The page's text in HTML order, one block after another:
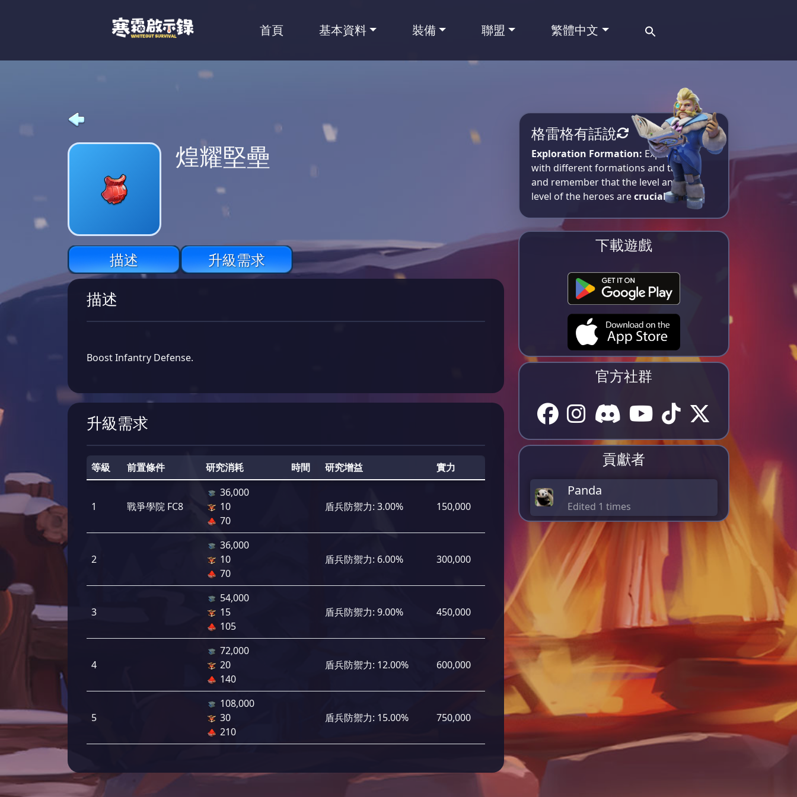
首頁 基本資料 裝備 聯盟 繁體中文
煌耀堅壘
描述 升級需求
描述
Boost Infantry Defense.
升級需求
等級 前置條件 研究消耗 時間 研究增益 實力
1 戰爭學院 FC8
36,000
10
70
盾兵防禦力: 3.00% 150,000
2
36,000
10
70
盾兵防禦力: 6.00% 300,000
3
54,000
15
105
盾兵防禦力: 9.00% 450,000
4
72,000
20
140
盾兵防禦力: 12.00% 600,000
5
108,000
30
210
盾兵防禦力: 15.00% 750,000
格雷格有話說
Exploration Formation: Experiment
with different formations and tactics,
and remember that the level and star
level of the heroes arecrucial.
下載遊戲
官方社群
貢獻者
Panda
Edited 1 times